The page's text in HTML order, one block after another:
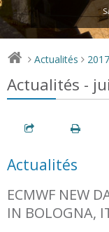
> Actualités > 2017
Actualités -
Actualités
ECMWF NEW
IN BOLOGNA,